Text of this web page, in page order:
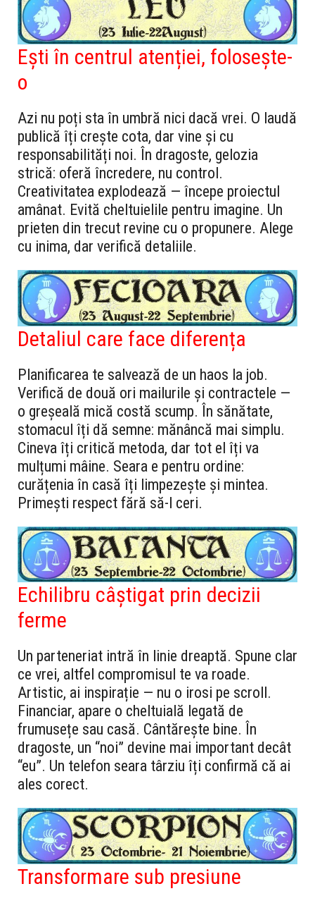
Ești în centrul atenției, folosește-
o
Azi nu poți sta în umbră nici dacă vrei. O laudă
publică îți crește cota, dar vine și cu
responsabilități noi. În dragoste, gelozia
strică: oferă încredere, nu control.
Creativitatea explodează — începe proiectul
amânat. Evită cheltuielile pentru imagine. Un
prieten din trecut revine cu o propunere. Alege
cu inima, dar verifică detaliile.
Detaliul care face diferența
Planificarea te salvează de un haos la job.
Verifică de două ori mailurile și contractele —
o greșeală mică costă scump. În sănătate,
stomacul îți dă semne: mănâncă mai simplu.
Cineva îți critică metoda, dar tot el îți va
mulțumi mâine. Seara e pentru ordine:
curățenia în casă îți limpezește și mintea.
Primești respect fără să-l ceri.
Echilibru câștigat prin decizii
ferme
Un parteneriat intră în linie dreaptă. Spune clar
ce vrei, altfel compromisul te va roade.
Artistic, ai inspirație — nu o irosi pe scroll.
Financiar, apare o cheltuială legată de
frumusețe sau casă. Cântărește bine. În
dragoste, un “noi” devine mai important decât
“eu”. Un telefon seara târziu îți confirmă că ai
ales corect.
Transformare sub presiune